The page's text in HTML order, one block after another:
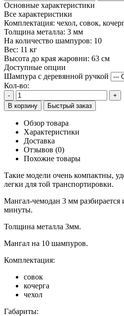
Основные характеристики
Все характеристики
Комплектация: чехол, совок,
Толщина металла: 3 мм
На количество шампуров: 10
Вес: 11 кг
Высота до края жаровни: 63 см
Доступные опции
Шампура с деревянной ручкой
Кол-во:
-
+
В корзину
Быстрый заказ
Обзор товара
Характеристики
Доставка
Отзывов (0)
Похожие товары
Такие модели очень компактны,
легки для той транспортировки.
Мангал-чемодан 3 мм разбирается
минуты.
Толщина металла 3мм.
Мангал на 10 шампуров.
Комплектация:
совок
кочерга
чехол
Габариты: